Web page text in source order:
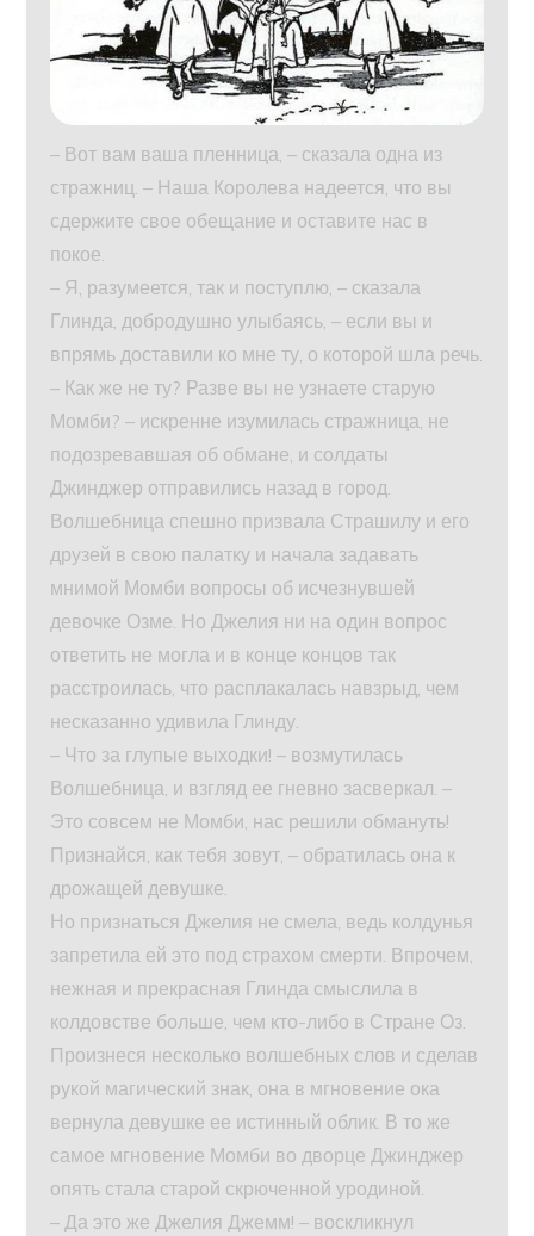
– Вот вам ваша пленница, – сказала одна из
стражниц. – Наша Королева надеется, что вы
сдержите свое обещание и оставите нас в
покое.
– Я, разумеется, так и поступлю, – сказала
Глинда, добродушно улыбаясь, – если вы и
впрямь доставили ко мне ту, о которой шла речь.
– Как же не ту? Разве вы не узнаете старую
Момби? – искренне изумилась стражница, не
подозревавшая об обмане, и солдаты
Джинджер отправились назад в город.
Волшебница спешно призвала Страшилу и его
друзей в свою палатку и начала задавать
мнимой Момби вопросы об исчезнувшей
девочке Озме. Но Джелия ни на один вопрос
ответить не могла и в конце концов так
расстроилась, что расплакалась навзрыд, чем
несказанно удивила Глинду.
– Что за глупые выходки! – возмутилась
Волшебница, и взгляд ее гневно засверкал. –
Это совсем не Момби, нас решили обмануть!
Признайся, как тебя зовут, – обратилась она к
дрожащей девушке.
Но признаться Джелия не смела, ведь колдунья
запретила ей это под страхом смерти. Впрочем,
нежная и прекрасная Глинда смыслила в
колдовстве больше, чем кто-либо в Стране Оз.
Произнеся несколько волшебных слов и сделав
рукой магический знак, она в мгновение ока
вернула девушке ее истинный облик. В то же
самое мгновение Момби во дворце Джинджер
опять стала старой скрюченной уродиной.
– Да это же Джелия Джемм! – воскликнул